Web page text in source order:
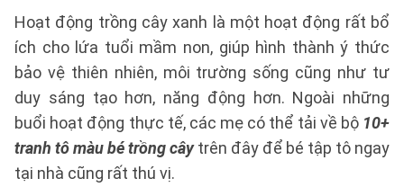
Hoạt động trồng cây xanh là một hoạt động rất bổ
ích cho lứa tuổi mầm non, giúp hình thành ý thức
bảo vệ thiên nhiên, môi trường sống cũng như tư
duy sáng tạo hơn, năng động hơn. Ngoài những
buổi hoạt động thực tế, các mẹ có thể tải về bộ 10+
tranh tô màu bé trồng câytrên đây để bé tập tô ngay
tại nhà cũng rất thú vị.